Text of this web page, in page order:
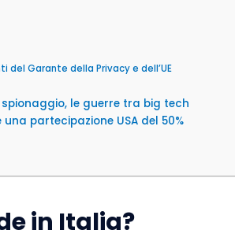
Garante della Privacy e dell’UE
le guerre tra big tech
partecipazione USA del 50%
in Italia?